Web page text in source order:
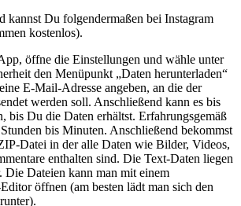
kannst Du folgendermaßen bei Instagram
kostenlos).
öffne die Einstellungen und wähle unter
den Menüpunkt „Daten herunterladen“
E-Mail-Adresse angeben, an die der
werden soll. Anschließend kann es bis
bis Du die Daten erhältst. Erfahrungsgemäß
bis Minuten. Anschließend bekommst
Datei in der alle Daten wie Bilder, Videos,
enthalten sind. Die Text-Daten liegen
Die Dateien kann man mit einem
öffnen (am besten lädt man sich den